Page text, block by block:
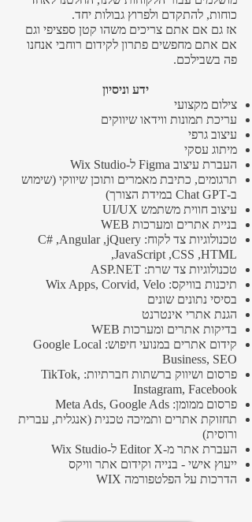
כוחות, להתקדם ולפרוץ גבולות יחד.
אז גם אם אתם צריכים משהו קטן ספציפי וגם
אם אתם מחפשים פתרון לקידום רוחבי אנחנו
פה בשבילכם.
ידע וניסיון
צילום מקצועי
עריכת תמונות ווידאו שיווקים
עיצוב גרפי
מיתוג עסקי
העברת עיצוב Figma ל-Wix Studio
תרגומים, כתיבת מאמרים ותוכן שיווקי (שימוש
ב-Chat GPT במידת הצורך)
עיצוב חווית משתמש UI/UX
בניית אתרים ומערכות WEB
טכנולוגיות צד לקוח: C# ,Angular ,jQuery
,JavaScript ,CSS ,HTML
טכנולוגיות צד שרת: ASP.NET
תיכנות בוויקס: Wix Apps, Corvid, Velo
בסיסי נתונים שונים
הגנת אתרי אינטרנט
בדיקות אתרים ומערכות WEB
קידום אתרים במנועי חיפוש: Google Local
Business, SEO
פרסום ושיווק ברשתות חברתיות: TikTok,
Instagram, Facebook
פרסום ממומן: Meta Ads, Google Ads
תחזוקת אתרים ותמיכה טכנית (אנגלית, עברית
ורוסית)
העברת אתר מ-Editor X ל-Wix Studio
ייעוץ אישי - בנייה וקידום אתר וויקס
הדרכות על הפלטפורמה WIX